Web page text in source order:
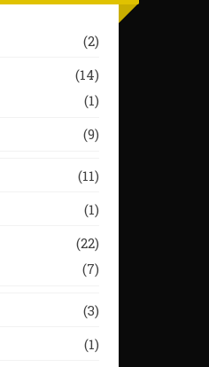
(2)
(14)
(1)
(9)
(11)
(1)
(22)
(7)
(3)
(1)